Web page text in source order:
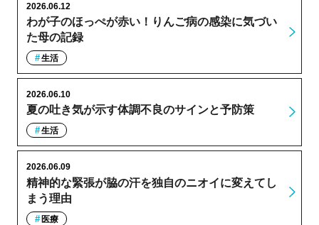
わが子のほっぺが赤い！りんご病の感染に気づい
た母の記録
2026.06.12
生活
夏の吐き気が示す体調不良のサインと予防策
2026.06.10
生活
精神的な緊張が脇の汗を独自のニオイに変えてし
まう理由
2026.06.09
医療